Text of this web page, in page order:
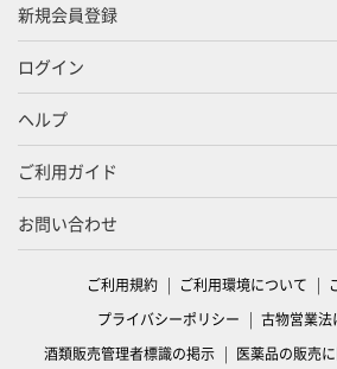
新規会員登録
ログイン
ヘルプ
ご利用ガイド
お問い合わせ
ご利用規約 ご利用環境について
プライバシーポリシー
古物営業法
酒類販売管理者標識の掲示
医薬品の販売